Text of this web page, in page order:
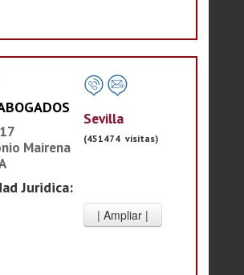
Mairena
Juridica:
Sevilla
(451474 visitas)